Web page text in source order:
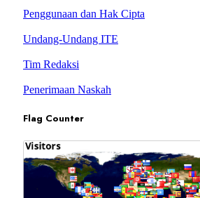
Penggunaan dan Hak Cipta
Undang-Undang ITE
Tim Redaksi
Penerimaan Naskah
Flag Counter